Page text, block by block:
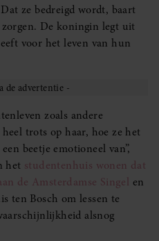
ze bedreigd wordt, baart
De koningin legt uit
voor het leven van hun
zoals andere
trots op haar, hoe ze het
beetje emotioneel van”,
het studentenhuis wonen dat
de Amsterdamse Singel en
ten Bosch om lessen te
alsnog